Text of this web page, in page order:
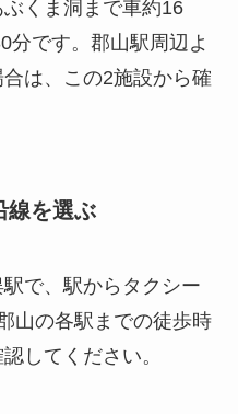
くま洞まで車約16
分です。郡山駅周辺よ
は、この2施設から確
線を選ぶ
で、駅からタクシー
山の各駅までの徒歩時
してください。